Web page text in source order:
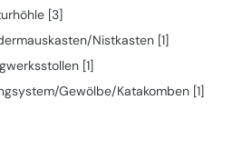
[3]
Nistkasten [1]
[1]
Gewölbe/Katakomben [1]